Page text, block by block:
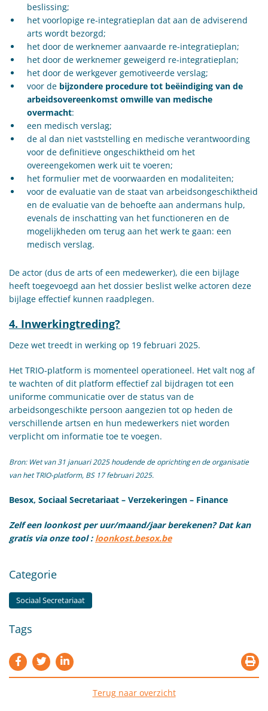
beslissing;
het voorlopige re-integratieplan dat aan de adviserend
arts wordt bezorgd;
het door de werknemer aanvaarde re-integratieplan;
het door de werknemer geweigerd re-integratieplan;
het door de werkgever gemotiveerde verslag;
voor de bijzondere procedure tot beëindiging van de
arbeidsovereenkomst omwille van medische
overmacht:
een medisch verslag;
de al dan niet vaststelling en medische verantwoording
voor de definitieve ongeschiktheid om het
overeengekomen werk uit te voeren;
het formulier met de voorwaarden en modaliteiten;
voor de evaluatie van de staat van arbeidsongeschiktheid
en de evaluatie van de behoefte aan andermans hulp,
evenals de inschatting van het functioneren en de
mogelijkheden om terug aan het werk te gaan: een
medisch verslag.
De actor (dus de arts of een medewerker), die een bijlage
heeft toegevoegd aan het dossier beslist welke actoren deze
bijlage effectief kunnen raadplegen.
4. Inwerkingtreding?
Deze wet treedt in werking op 19 februari 2025.
Het TRIO-platform is momenteel operationeel. Het valt nog af
te wachten of dit platform effectief zal bijdragen tot een
uniforme communicatie over de status van de
arbeidsongeschikte persoon aangezien tot op heden de
verschillende artsen en hun medewerkers niet worden
verplicht om informatie toe te voegen.
Bron: Wet van 31 januari 2025 houdende de oprichting en de organisatie
van het TRIO-platform, BS 17 februari 2025.
Besox, Sociaal Secretariaat – Verzekeringen – Finance
Zelf een loonkost per uur/maand/jaar berekenen? Dat kan
gratis via onze tool : loonkost.besox.be
Categorie
Sociaal Secretariaat
Tags
Terug naar overzicht